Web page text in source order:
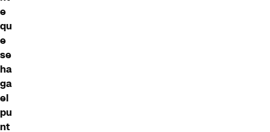
e
qu
e
se
ha
ga
el
pu
nt